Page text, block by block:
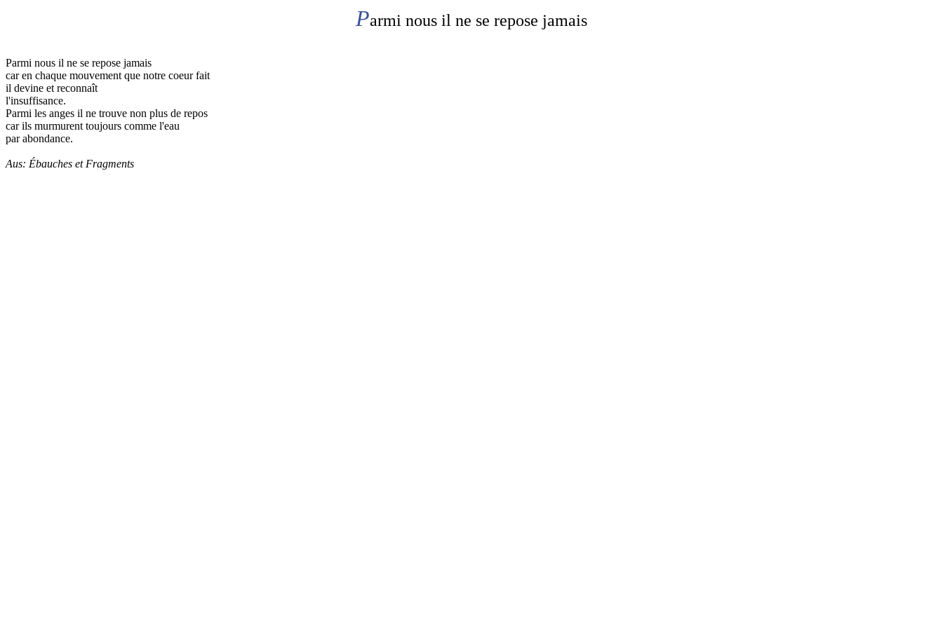
Parmi nous il ne se repose jamais
Parmi nous il ne se repose jamais
car en chaque mouvement que notre coeur fait
il devine et reconnaît
l'insuffisance.
Parmi les anges il ne trouve non plus de repos
car ils murmurent toujours comme l'eau
par abondance.
Aus: Ébauches et Fragments